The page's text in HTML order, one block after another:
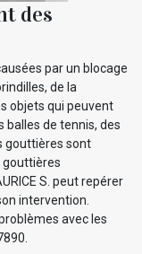
des
par un blocage
de la
objets qui peuvent
de tennis, des
gouttières sont
gouttières
S. peut repérer
intervention.
avec les